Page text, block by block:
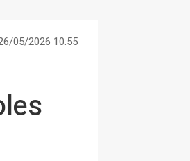
05/2026 10:55